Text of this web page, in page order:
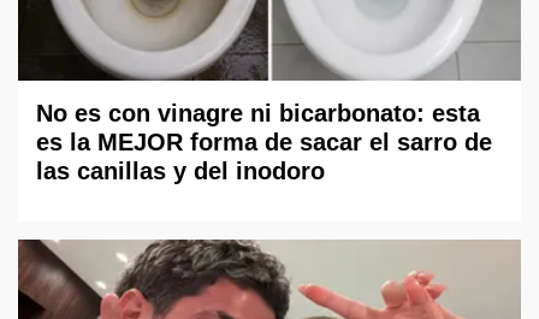
No es con vinagre ni bicarbonato: esta
es la MEJOR forma de sacar el sarro de
las canillas y del inodoro